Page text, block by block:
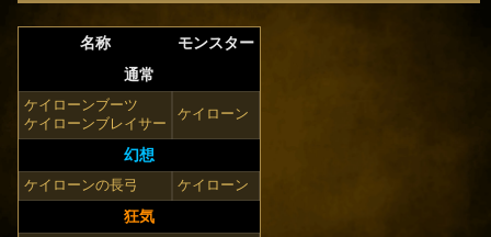
名称
モンスター
通常
ケイローンブーツ
ケイローンブレイサー
ケイローン
幻想
ケイローンの長弓 ケイローン
狂気